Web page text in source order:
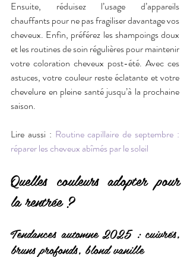
Ensuite, réduisez l’usage d’appareils
chauffants pour ne pas fragiliser davantage vos
cheveux. Enfin, préférez les shampoings doux
et les routines de soin régulières pour maintenir
votre coloration cheveux post-été. Avec ces
astuces, votre couleur reste éclatante et votre
chevelure en pleine santé jusqu’à la prochaine
saison.
Lire aussi : Routine capillaire de septembre :
réparer les cheveux abîmés par le soleil
Quelles couleurs adopter pour
la rentrée ?
Tendances automne 2025 : cuivrés,
bruns profonds, blond vanille